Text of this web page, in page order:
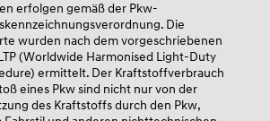
erfolgen gemäß der Pkw-
Die
wurden nach dem vorgeschriebenen
(Worldwide Harmonised Light-Duty
ermittelt. Der Kraftstoffverbrauch
eines Pkw sind nicht nur von der
des Kraftstoffs durch den Pkw,